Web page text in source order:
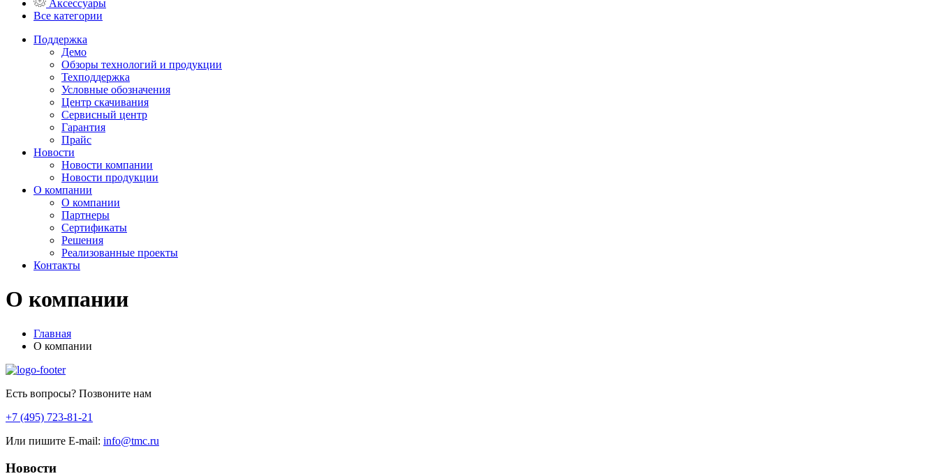
Аксессуары
Все категории
Поддержка
Демо
Обзоры технологий и продукции
Техподдержка
Условные обозначения
Центр скачивания
Сервисный центр
Гарантия
Прайс
Новости
Новости компании
Новости продукции
О компании
О компании
Партнеры
Сертификаты
Решения
Реализованные проекты
Контакты
О компании
Главная
О компании
Есть вопросы? Позвоните нам
+7 (495) 723-81-21
Или пишите E-mail: info@tmc.ru
Новости